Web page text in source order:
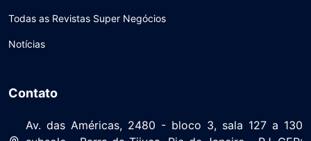
Todas as Revistas Super Negócios
Notícias
Contato
Av. das Américas, 2480 - bloco 3, sala 127 a 130